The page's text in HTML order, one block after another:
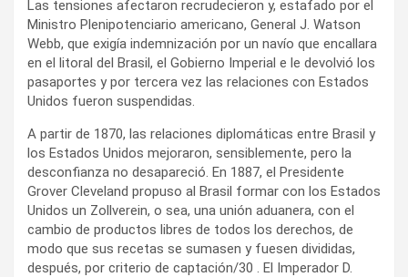
Las tensiones afectaron recrudecieron y, estafado por el
Ministro Plenipotenciario americano, General J. Watson
Webb, que exigía indemnización por un navío que encallara
en el litoral del Brasil, el Gobierno Imperial e le devolvió los
pasaportes y por tercera vez las relaciones con Estados
Unidos fueron suspendidas.
A partir de 1870, las relaciones diplomáticas entre Brasil y
los Estados Unidos mejoraron, sensiblemente, pero la
desconfianza no desapareció. En 1887, el Presidente
Grover Cleveland propuso al Brasil formar con los Estados
Unidos un Zollverein, o sea, una unión aduanera, con el
cambio de productos libres de todos los derechos, de
modo que sus recetas se sumasen y fuesen divididas,
después, por criterio de captación/30 . El Imperador D.